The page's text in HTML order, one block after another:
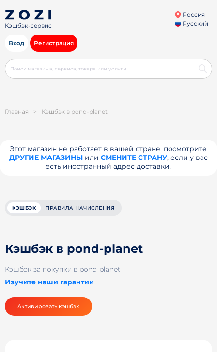
Кэшбэк-сервис
Россия
Русский
Вход Регистрация
Главная > Кэшбэк в pond-planet
Этот магазин не работает в вашей стране, посмотрите
ДРУГИЕ МАГАЗИНЫили СМЕНИТЕ СТРАНУ, если у вас
есть иностранный адрес доставки.
КЭШБЭК ПРАВИЛА НАЧИСЛЕНИЯ
Кэшбэк в pond-planet
Кэшбэк за покупки в pond-planet
Изучите наши гарантии
Активировать кэшбэк